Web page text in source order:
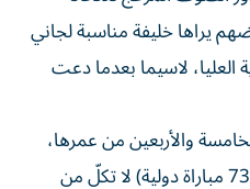
يراها خليفة مناسبة لجاني
العليا، لاسيما بعدما دعت
والأربعين من عمرها،
فإن المحامية واللاعبة السابقة (73 مباراة دولية) لا تكلّ من